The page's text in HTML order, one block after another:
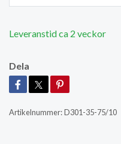
Leveranstid ca 2 veckor
Dela
Artikelnummer:D301-35-75/10